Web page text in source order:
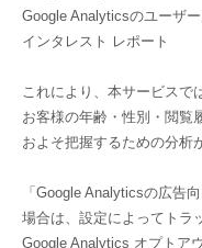
Google Analyticsのユーザ
インタレスト レポート
これにより、本サービスで
お客様の年齢・性別・閲覧
およそ把握するための分析
「Google Analyticsの広告
場合は、設定によってトラ
Google Analytics オプトア